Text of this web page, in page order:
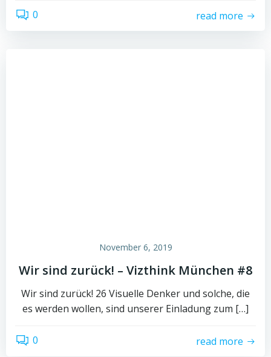
0 read more
November 6, 2019
Wir sind zurück! – Vizthink München #8
Wir sind zurück! 26 Visuelle Denker und solche, die
es werden wollen, sind unserer Einladung zum […]
0 read more